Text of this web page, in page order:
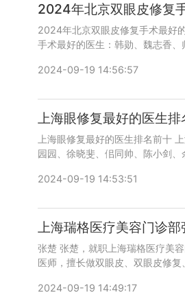
2024年北京双眼皮修复手术最好
手术最好的医生：韩勋、魏志香、
加微信号：bianmei0528或者直
2024-09-19 14:56:57
上海眼修复最好的医生排名前十
园园、徐晓斐、佀同帅、陈小剑
或者直接拨打400-616-6769，详
2024-09-19 14:53:51
张楚 张楚，就职上海瑞格医疗美
医师，擅长做双眼皮、双眼皮修
6769，详细沟通。
2024-09-19 14:49:17